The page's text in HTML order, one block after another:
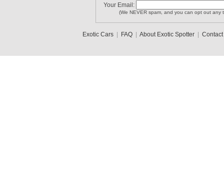
Your Email:
(We NEVER spam, and you can opt out any
Exotic Cars| FAQ| About Exotic Spotter| Contact